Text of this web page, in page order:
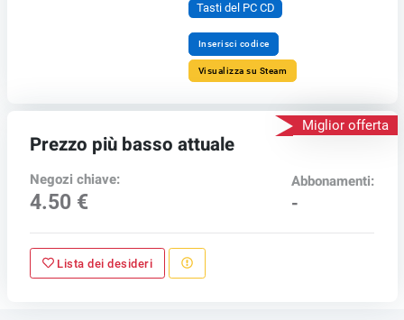
Tasti del PC CD
Inserisci codice
Visualizza su Steam
Miglior offerta
Prezzo più basso attuale
Negozi chiave:
4.50 €
Abbonamenti:
-
Lista dei desideri